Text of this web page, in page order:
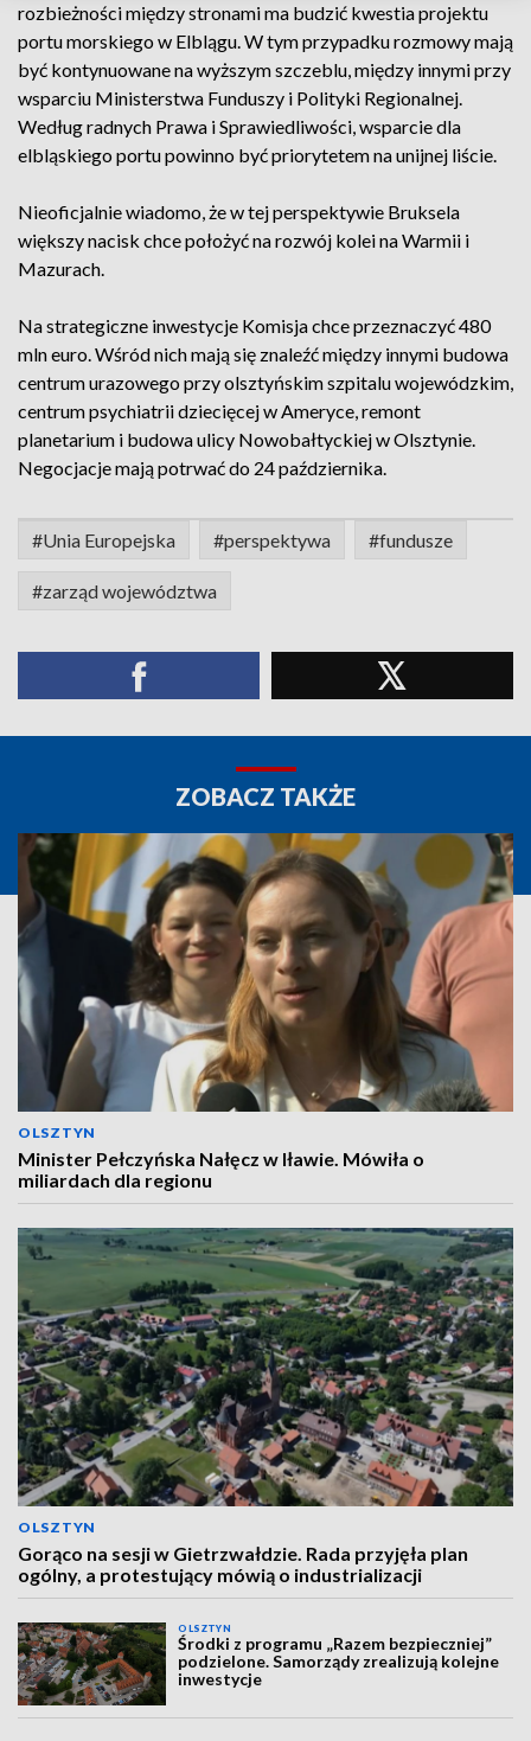
rozbieżności między stronami ma budzić kwestia projektu
portu morskiego w Elblągu. W tym przypadku rozmowy mają
być kontynuowane na wyższym szczeblu, między innymi przy
wsparciu Ministerstwa Funduszy i Polityki Regionalnej.
Według radnych Prawa i Sprawiedliwości, wsparcie dla
elbląskiego portu powinno być priorytetem na unijnej liście.
Nieoficjalnie wiadomo, że w tej perspektywie Bruksela
większy nacisk chce położyć na rozwój kolei na Warmii i
Mazurach.
Na strategiczne inwestycje Komisja chce przeznaczyć 480
mln euro. Wśród nich mają się znaleźć między innymi budowa
centrum urazowego przy olsztyńskim szpitalu wojewódzkim,
centrum psychiatrii dziecięcej w Ameryce, remont
planetarium i budowa ulicy Nowobałtyckiej w Olsztynie.
Negocjacje mają potrwać do 24 października.
#Unia Europejska #perspektywa #fundusze
#zarząd województwa
ZOBACZ TAKŻE
OLSZTYN
Minister Pełczyńska Nałęcz w Iławie. Mówiła o
miliardach dla regionu
OLSZTYN
Gorąco na sesji w Gietrzwałdzie. Rada przyjęła plan
ogólny, a protestujący mówią o industrializacji
OLSZTYN
Środki z programu „Razem bezpieczniej”
podzielone. Samorządy zrealizują kolejne
inwestycje